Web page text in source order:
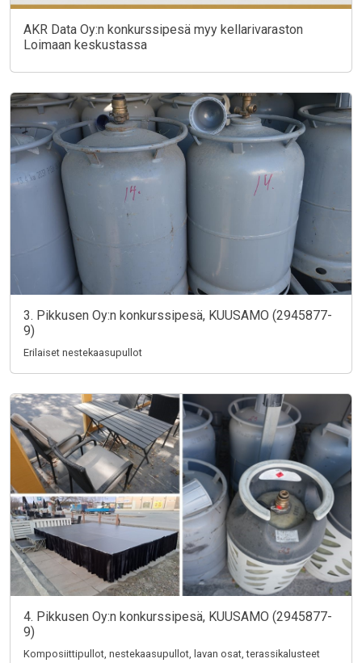
AKR Data Oy:n konkurssipesä myy kellarivaraston
Loimaan keskustassa
3. Pikkusen Oy:n konkurssipesä, KUUSAMO (2945877-
9)
Erilaiset nestekaasupullot
4. Pikkusen Oy:n konkurssipesä, KUUSAMO (2945877-
9)
Komposiittipullot, nestekaasupullot, lavan osat, terassikalusteet